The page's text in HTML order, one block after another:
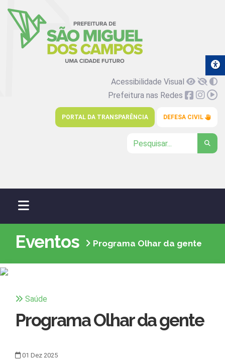
Acessibilidade Visual
Prefeitura nas Redes
PORTAL DA TRANSPARÊNCIA DEFESA CIVIL
Eventos Programa Olhar da gente
Saúde
Programa Olhar da gente
01 Dez 2025